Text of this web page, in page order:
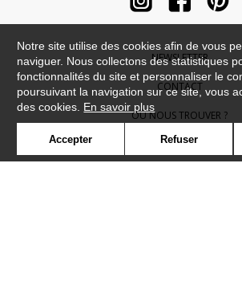
NEWSLETTER
CONTACT
OÙ NOUS TROUVER ?
CONTRACT
Notre site utilise des cookies afin de vous
naviguer. Nous collectons des statistiques
fonctionnalités du site et personnaliser le
poursuivant la navigation sur ce site, vous
des cookies. En savoir plus
Accepter Refuser